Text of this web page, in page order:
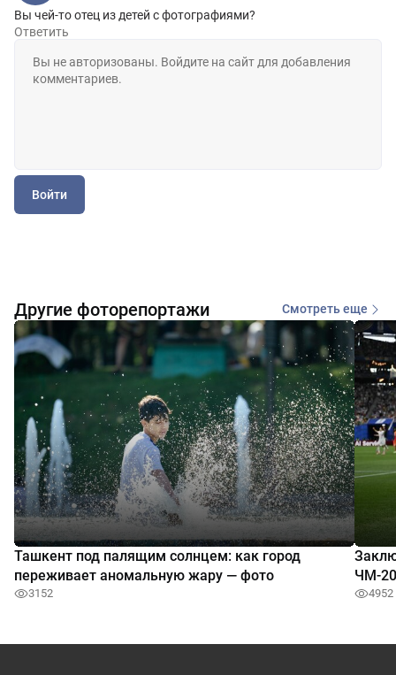
Вы чей-то отец из детей с фотографиями?
Ответить
Войти
Другие фоторепортажи Смотреть еще
Ташкент под палящим солнцем: как город
переживает аномальную жару — фото
3152
ЧМ-
4952